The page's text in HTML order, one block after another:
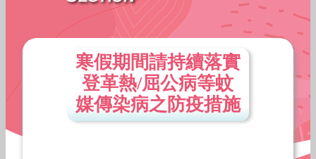
寒假期間請持續落實
登革熱/屈公病等蚊
媒傳染病之防疫措施